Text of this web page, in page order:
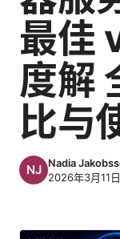
最佳
度解
比与
Nadia
2026年3月11日